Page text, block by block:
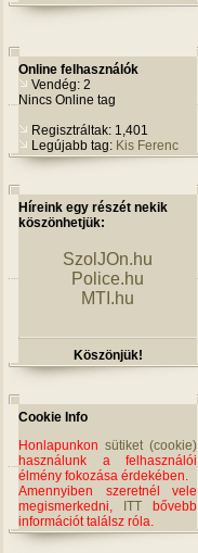
Online felhasználók
Vendég: 2
Nincs Online tag
Regisztráltak: 1,401
Legújabb tag: Kis Ferenc
Híreink egy részét nekik
köszönhetjük:
SzolJOn.hu
Police.hu
MTI.hu
Köszönjük!
Cookie Info
Honlapunkon sütiket (cookie)
használunk a felhasználói
élmény fokozása érdekében.
Amennyiben szeretnél vele
megismerkedni,
ITT bővebb
információt találsz róla.